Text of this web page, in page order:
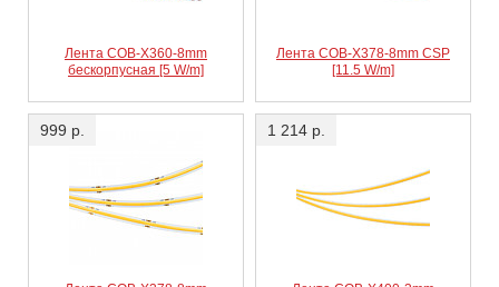
Лента COB-X360-8mm
бескорпусная [5 W/m]
Лента COB-X378-8mm CSP
[11.5 W/m]
999 р. 1 214 р.